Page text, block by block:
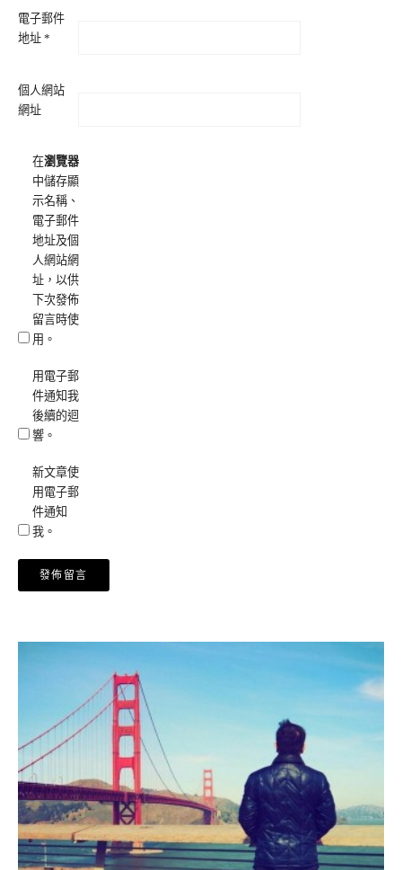
電子郵件
地址 *
個人網站
網址
在瀏覽器
中儲存顯
示名稱、
電子郵件
地址及個
人網站網
址，以供
下次發佈
留言時使
用。
用電子郵
件通知我
後續的迴
響。
新文章使
用電子郵
件通知
我。